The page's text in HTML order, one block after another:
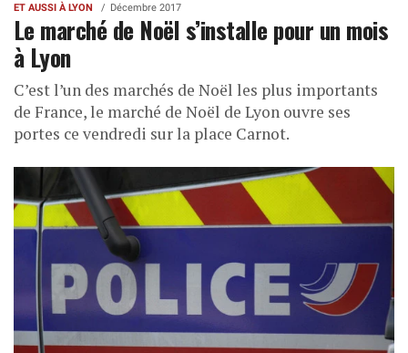
ET AUSSI À LYON Décembre 2017
Le marché de Noël s’installe pour un mois
à Lyon
C’est l’un des marchés de Noël les plus importants
de France, le marché de Noël de Lyon ouvre ses
portes ce vendredi sur la place Carnot.